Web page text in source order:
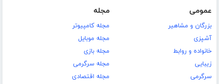
عمومی
بزرگان و مشاهیر
آشپزی
خانواده و روابط
زیبایی
سرگرمی
مجله
مجله کامپیوتر
مجله موبایل
مجله بازی
مجله سرگرمی
مجله اقتصادی